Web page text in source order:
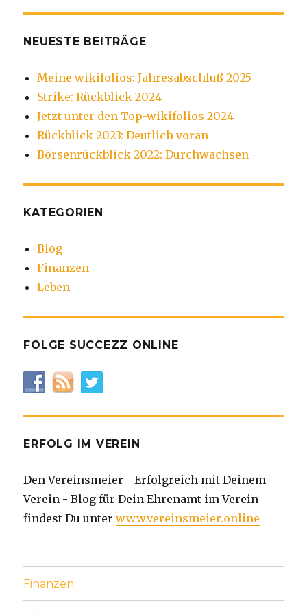
NEUESTE BEITRÄGE
Meine wikifolios: Jahresabschluß 2025
Strike: Rückblick 2024
Jetzt unter den Top-wikifolios 2024
Rückblick 2023: Deutlich voran
Börsenrückblick 2022: Durchwachsen
KATEGORIEN
Blog
Finanzen
Leben
FOLGE SUCCEZZ ONLINE
ERFOLG IM VEREIN
Den Vereinsmeier - Erfolgreich mit Deinem
Verein - Blog für Dein Ehrenamt im Verein
findest Du unterwww.vereinsmeier.online
Finanzen